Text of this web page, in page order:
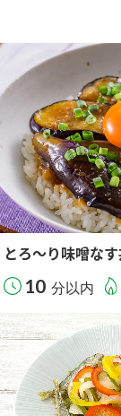
とろ～り味噌な
10 分以内